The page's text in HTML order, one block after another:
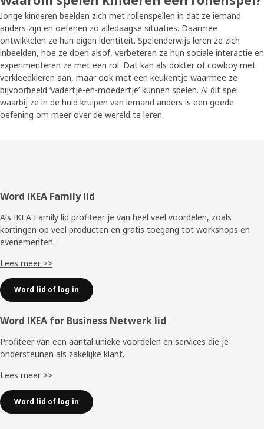
Jonge kinderen beelden zich met rollenspellen in dat ze iemand
anders zijn en oefenen zo alledaagse situaties. Daarmee
ontwikkelen ze hun eigen identiteit. Spelenderwijs leren ze zich
inbeelden, hoe ze doen alsof, verbeteren ze hun sociale interactie en
experimenteren ze met een rol. Dat kan als dokter of cowboy met
verkleedkleren aan, maar ook met een keukentje waarmee ze
bijvoorbeeld ‘vadertje-en-moedertje’ kunnen spelen. Al dit spel
waarbij ze in de huid kruipen van iemand anders is een goede
oefening om meer over de wereld te leren.
Voettekst
Word IKEA Family lid
Als IKEA Family lid profiteer je van heel veel voordelen, zoals
kortingen op veel producten en gratis toegang tot workshops en
evenementen.
Lees meer >>
Word lid of log in
Word IKEA for Business Netwerk lid
Profiteer van een aantal unieke voordelen en services die je
ondersteunen als zakelijke klant.
Lees meer >>
Word lid of log in